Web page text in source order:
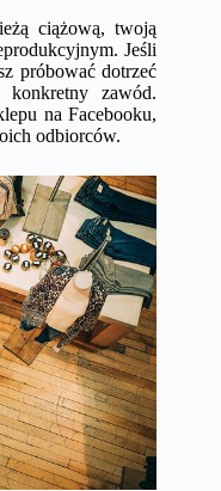
ciążową, twoją
Jeśli
próbować dotrzeć
zawód.
na Facebooku,
odbiorców.